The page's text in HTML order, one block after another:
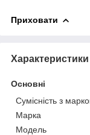
Приховати
Характеристики
Основні
Сумісність з
Марка
Модель